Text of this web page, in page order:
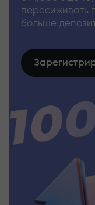
пересиживать
больше